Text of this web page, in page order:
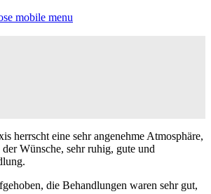
mobile menu
herrscht eine sehr angenehme Atmosphäre,
Wünsche, sehr ruhig, gute und
die Behandlungen waren sehr gut,